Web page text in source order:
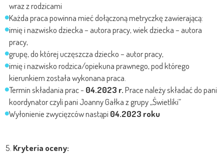
wraz z rodzicami
Każda praca powinna mieć dołączoną metryczkę zawierającą:
imię i nazwisko dziecka – autora pracy, wiek dziecka – autora
pracy,
grupę, do której uczęszcza dziecko – autor pracy,
imię i nazwisko rodzica/opiekuna prawnego, pod którego
kierunkiem została wykonana praca.
Termin składania prac - 04.2023 r.Prace należy składać do pani
koordynator czyli pani Joanny Gałka z grupy „Świetliki”
Wyłonienie zwycięzców nastąpi04.2023 roku
Kryteria oceny: